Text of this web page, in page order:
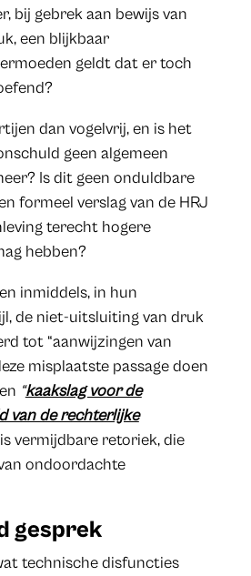
bij gebrek aan bewijs van
een blijkbaar
geldt dat er toch
dan vogelvrij, en is het
geen algemeen
Is dit geen onduldbare
formeel verslag van de HRJ
terecht hogere
hebben?
inmiddels, in hun
de niet-uitsluiting van druk
tot “aanwijzingen van
misplaatste passage doen
“kaakslag voor de
van de rechterlijke
vermijdbare retoriek, die
ondoordachte
gesprek
technische disfuncties